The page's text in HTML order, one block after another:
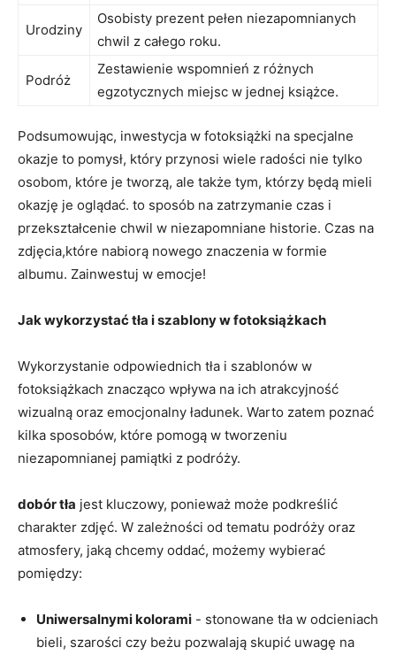
Urodziny
Osobisty prezent ​pełen niezapomnianych
chwil z całego roku.
Podróż
Zestawienie wspomnień z różnych
egzotycznych ‌miejsc w jednej książce.
Podsumowując, inwestycja w fotoksiążki na specjalne
okazje ⁤to pomysł, który przynosi wiele radości nie tylko
osobom, które je tworzą, ale także tym, którzy będą mieli
okazję je oglądać.⁤ to sposób na zatrzymanie czas i
⁢przekształcenie chwil w niezapomniane⁣ historie. Czas na
zdjęcia,które nabiorą ⁢nowego znaczenia w formie
albumu. Zainwestuj w emocje!
Jak ​wykorzystać tła i ​szablony w fotoksiążkach
Wykorzystanie odpowiednich tła‍ i szablonów w
fotoksiążkach znacząco wpływa ⁤na ich⁣ atrakcyjność⁤
wizualną oraz emocjonalny ładunek. Warto zatem poznać⁤
kilka sposobów, które pomogą w tworzeniu
‌niezapomnianej pamiątki z podróży.
dobór tła jest kluczowy, ponieważ może podkreślić
charakter​ zdjęć. W zależności od tematu podróży oraz
atmosfery, jaką chcemy ​oddać, możemy wybierać
pomiędzy:
Uniwersalnymi kolorami ⁣- stonowane tła w odcieniach
bieli, szarości czy beżu pozwalają ⁤skupić uwagę na